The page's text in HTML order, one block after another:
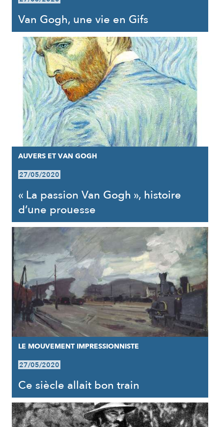
Van Gogh, une vie en Gifs
AUVERS ET VAN GOGH
27/05/2020
« La passion Van Gogh », histoire
d’une prouesse
LE MOUVEMENT IMPRESSIONNISTE
27/05/2020
Ce siècle allait bon train